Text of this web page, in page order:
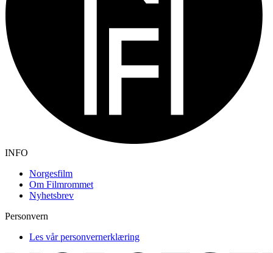
INFO
Norgesfilm
Om Filmrommet
Nyhetsbrev
Personvern
Les vår personvernerklæring